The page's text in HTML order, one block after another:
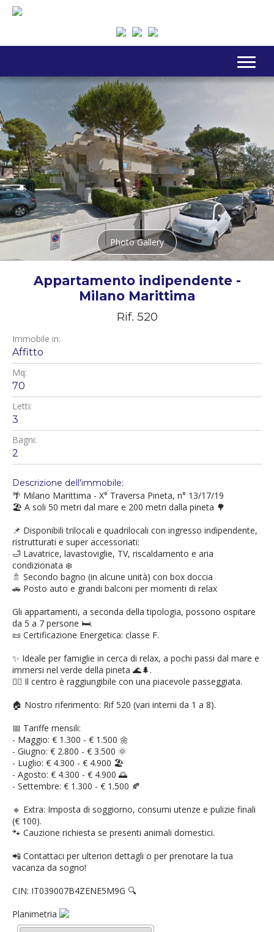
Photo Gallery
Appartamento indipendente -
Milano Marittima
Rif. 520
Immobile in:
Affitto
Mq:
70
Letti:
3
Bagni:
2
Descrizione dell'immobile:
🌴 Milano Marittima - X° Traversa Pineta, n° 13/17/19
🏖️ A soli 50 metri dal mare e 200 metri dalla pineta 🌳
📌 Disponibili trilocali e quadrilocali con ingresso indipendente,
ristrutturati e super accessoriati:
🛁 Lavatrice, lavastoviglie, TV, riscaldamento e aria
condizionata ❄️
🚿 Secondo bagno (in alcune unità) con box doccia
🚗 Posto auto e grandi balconi per momenti di relax
Gli appartamenti, a seconda della tipologia, possono ospitare
da 5 a 7 persone 🛏️.
📜 Certificazione Energetica: classe F.
✨ Ideale per famiglie in cerca di relax, a pochi passi dal mare e
immersi nel verde della pineta 🌊🌲.
🚶‍♂️ Il centro è raggiungibile con una piacevole passeggiata.
🏠 Nostro riferimento: Rif 520 (vari interni da 1 a 8).
📅 Tariffe mensili:
- Maggio: € 1.300 - € 1.500 🌼
- Giugno: € 2.800 - € 3.500 🌞
- Luglio: € 4.300 - € 4.900 🏖️
- Agosto: € 4.300 - € 4.900 🌅
- Settembre: € 1.300 - € 1.500 🍂
🔹 Extra: Imposta di soggiorno, consumi utenze e pulizie finali
(€ 100).
🐾 Cauzione richiesta se presenti animali domestici.
📲 Contattaci per ulteriori dettagli o per prenotare la tua
vacanza da sogno!
CIN: IT039007B4ZENE5M9G 🔍
Planimetria